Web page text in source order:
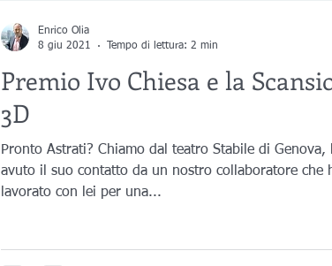
Premio Ivo Chiesa e la
3D
Pronto Astrati? Chiamo dal teatro Stabile di Genova,
avuto il suo contatto da un nostro collaboratore che
lavorato con lei per una...
Enrico Olia
8 giu 2021
Tempo di lettura: 2 min